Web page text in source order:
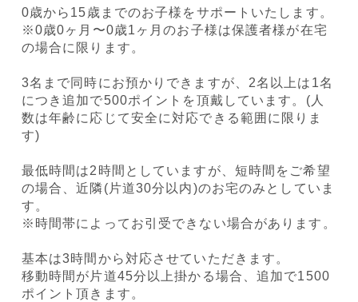
0歳から15歳までのお子様をサポートいたします。
※0歳0ヶ月〜0歳1ヶ月のお子様は保護者様が在宅
の場合に限ります。
3名まで同時にお預かりできますが、2名以上は1名
につき追加で500ポイントを頂戴しています。(人
数は年齢に応じて安全に対応できる範囲に限りま
す)
最低時間は2時間としていますが、短時間をご希望
の場合、近隣(片道30分以内)のお宅のみとしていま
す。
※時間帯によってお引受できない場合があります。
基本は3時間から対応させていただきます。
移動時間が片道45分以上掛かる場合、追加で1500
ポイント頂きます。